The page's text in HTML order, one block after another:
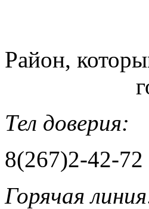
Район,
Тел доверия:
8(267)2-42-
Горячая